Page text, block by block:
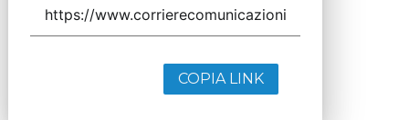
COPIA LINK